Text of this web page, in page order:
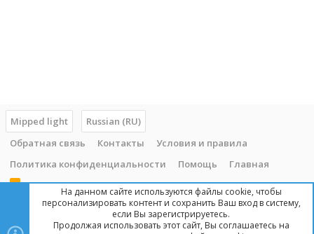
Mipped light
Russian (RU)
Обратная связь
Контакты
Условия и правила
Политика конфиденциальности
Помощь Главная
R
Copyright © 2014 - 2025, mipped.com. Все права защищены. При
На данном сайте используются файлы cookie, чтобы
персонализировать контент и сохранить Ваш вход в систему,
если Вы зарегистрируетесь.
Продолжая использовать этот сайт, Вы соглашаетесь на